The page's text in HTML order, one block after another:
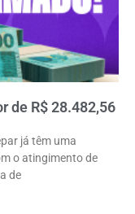
de R$ 28.482,56
já têm uma
o atingimento de
de